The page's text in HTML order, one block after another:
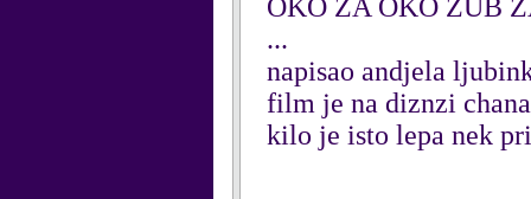
OKO ZA OKO ZUB
...
napisao andjela
film je na diznzi
kilo je isto lepa nek